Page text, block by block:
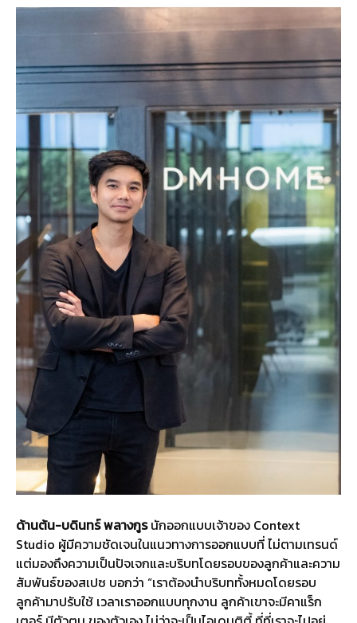
ด้านต้น-บดินทร์ พลางกูรนักออกแบบเจ้าของ Context
Studio ผู้มีความชัดเจนในแนวทางการออกแบบที่ ไม่ตามเทรนด์
แต่มองถึงความเป็นปัจเจกและบริบทโดยรอบของลูกค้าและความ
สัมพันธ์ของสเปซ บอกว่า “เราต้องนำบริบททั้งหมดโดยรอบ
ลูกค้ามาปรับใช้ เวลาเราออกแบบทุกงาน ลูกค้าเขาจะมีคาแร็ก